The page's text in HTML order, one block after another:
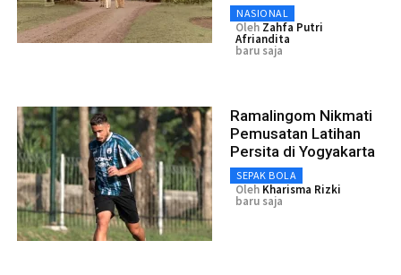
NASIONAL
Oleh Zahfa Putri
Afriandita
baru saja
Ramalingom Nikmati
Pemusatan Latihan
Persita di Yogyakarta
SEPAK BOLA
Oleh Kharisma Rizki
baru saja